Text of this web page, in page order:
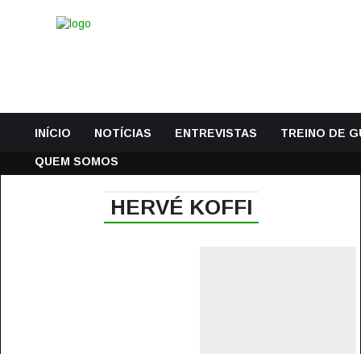
INÍCIO NOTÍCIAS ENTREVISTAS TREINO DE
QUEM SOMOS
HERVÉ KOFFI